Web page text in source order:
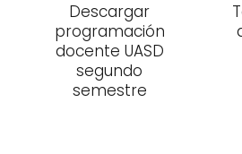
Descargar
programación
docente UASD
segundo
semestre